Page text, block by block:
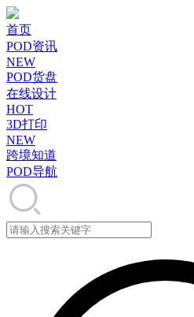
首页
POD资讯
NEW
POD货盘
在线设计
HOT
3D打印
NEW
跨境知道
POD导航